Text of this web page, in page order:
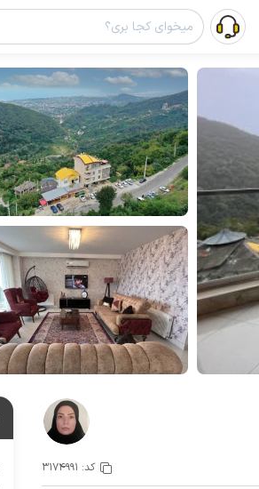
کد: 3174991